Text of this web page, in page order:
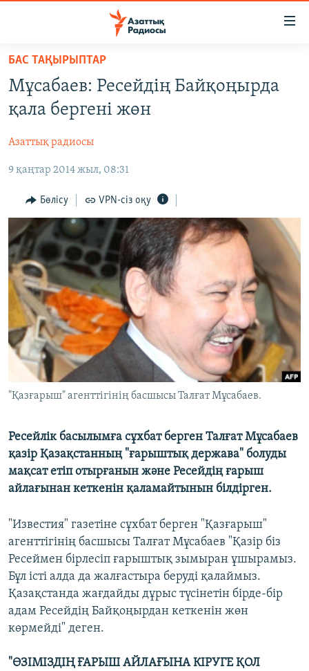
Skip
main
content
to
Navigation
Search
ЖАҢАЛЫҚТАР
САЯСАТ
AZATTYQTV
ҚАҢТАР ОҚИҒАСЫ
АДАМ ҚҰҚЫҚТАРЫ
ӘЛЕУМЕТ
ӘЛЕМ
АРНАЙЫ ЖОБАЛАР
Русский
ЖАЗЫЛЫҢЫЗ
Басқа тілдерде
БАС ТАҚЫРЫПТАР
Мұсабаев: Ресейдің Байқоңырда
қала бергені жөн
Азаттық радиосы
9 қаңтар 2014 жыл, 08:31
Бөлісу VPN-сіз оқу
"Қазғарыш" агенттігінің басшысы Талғат Мұсабаев.
Ресейлік басылымға сұхбат берген Талғат Мұсабаев
қазір Қазақстанның "ғарыштық держава" болуды
мақсат етіп отырғанын және Ресейдің ғарыш
айлағынан кеткенін қаламайтынын білдірген.
"Известия" газетіне сұхбат берген "Қазғарыш"
агенттігінің басшысы Талғат Мұсабаев "Қазір біз
Ресеймен бірлесіп ғарыштық зымыран ұшырамыз.
Бұл істі алда да жалғастыра беруді қалаймыз.
Қазақстанда жағдайды дұрыс түсінетін бірде-бір
адам Ресейдің Байқоңырдан кеткенін жөн
көрмейді" деген.
"ӨЗІМІЗДІҢ ҒАРЫШ АЙЛАҒЫНА КІРУГЕ ҚОЛ